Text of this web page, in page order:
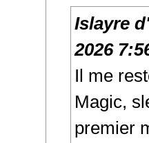
Islayre
2026
Il me
Magic,
premier